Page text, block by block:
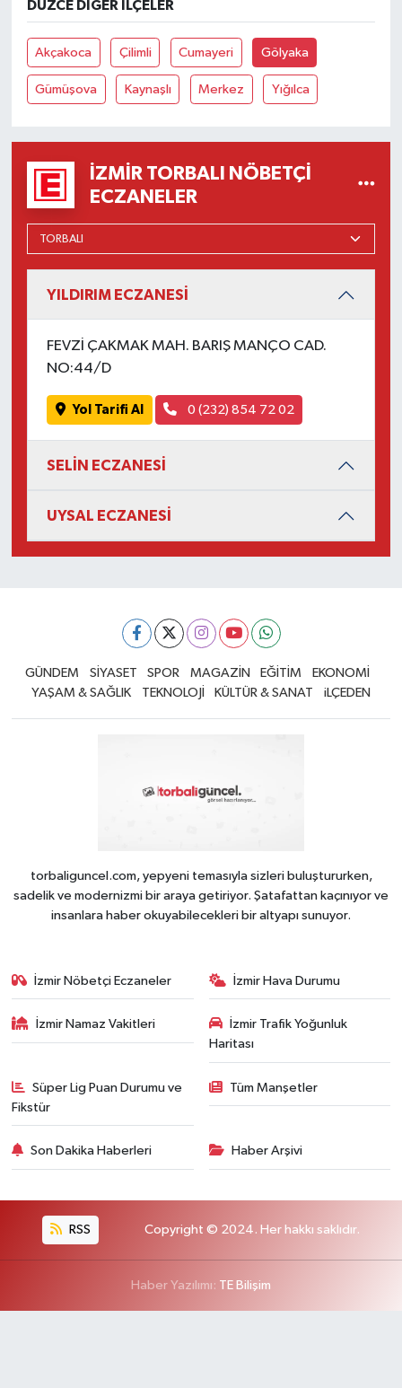
DÜZCE DIĞER İLÇELER
Akçakoca Çilimli Cumayeri Gölyaka
Gümüşova Kaynaşlı Merkez Yığılca
İZMIR TORBALI NÖBETÇI
ECZANELER
YILDIRIM ECZANESİ
FEVZİ ÇAKMAK MAH. BARIŞ MANÇO CAD.
NO:44/D
Yol Tarifi Al 0 (232) 854 72 02
SELİN ECZANESİ
UYSAL ECZANESİ
GÜNDEM SİYASET SPOR MAGAZİN EĞİTİM
EKONOMİ
YAŞAM & SAĞLIK
TEKNOLOJİ KÜLTÜR & SANAT iLÇEDEN
torbaliguncel.com, yepyeni temasıyla sizleri buluştururken,
sadelik ve modernizmi bir araya getiriyor. Şatafattan kaçınıyor ve
insanlara haber okuyabilecekleri bir altyapı sunuyor.
İzmir Nöbetçi Eczaneler İzmir Hava Durumu
İzmir Namaz Vakitleri
İzmir Trafik Yoğunluk
Haritası
Süper Lig Puan Durumu ve
Fikstür
Tüm Manşetler
Son Dakika Haberleri Haber Arşivi
RSS Copyright © 2024. Her hakkı saklıdır.
Haber Yazılımı: TE Bilişim